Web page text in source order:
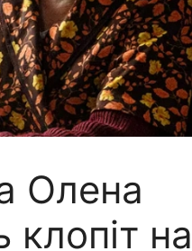
Олена
на